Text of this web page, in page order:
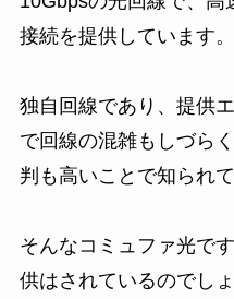
接続を提供しています。
独自回線であり、提供
で回線の混雑もしづら
判も高いことで知られて
そんなコミュファ光で
供はされているのでしょ